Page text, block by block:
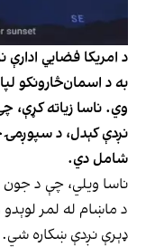
به د اسمان‌څارونکو
وي. ناسا زیاته
نږدې کېدل، د
شامل دي.
ناسا ویلي، چې د جون
د ماښام له لمر
ډېرې نږدې ښکاره